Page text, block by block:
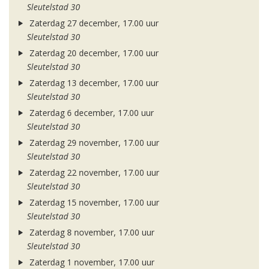
Sleutelstad 30
Zaterdag 27 december, 17.00 uur
Sleutelstad 30
Zaterdag 20 december, 17.00 uur
Sleutelstad 30
Zaterdag 13 december, 17.00 uur
Sleutelstad 30
Zaterdag 6 december, 17.00 uur
Sleutelstad 30
Zaterdag 29 november, 17.00 uur
Sleutelstad 30
Zaterdag 22 november, 17.00 uur
Sleutelstad 30
Zaterdag 15 november, 17.00 uur
Sleutelstad 30
Zaterdag 8 november, 17.00 uur
Sleutelstad 30
Zaterdag 1 november, 17.00 uur